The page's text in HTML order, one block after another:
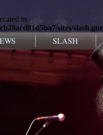
in
sites/
SLASH